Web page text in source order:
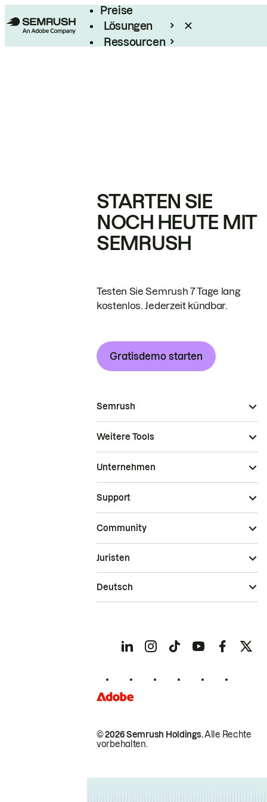
Preise
Lösungen
Ressourcen
STARTEN SIE
NOCH HEUTE MIT
SEMRUSH
Testen Sie Semrush 7 Tage lang
kostenlos. Jederzeit kündbar.
Gratisdemo starten
Semrush
Weitere Tools
Unternehmen
Support
Community
© 2026 Semrush Holdings.Alle Rechte
vorbehalten.
Juristen
Deutsch